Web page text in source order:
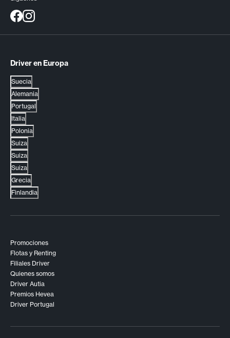
Driver en Europa
Suecia
Alemania
Portugal
Italia
Polonia
Suiza
Suiza
Suiza
Grecia
Finlandia
Promociones
Flotas y Renting
Filiales Driver
Quienes somos
Driver Autia
Premios Hevea
Driver Portugal